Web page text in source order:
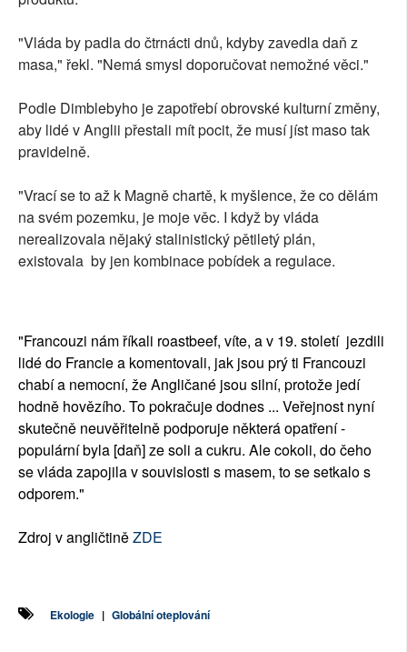
"Vláda by padla do čtrnácti dnů, kdyby zavedla daň z
masa," řekl. "Nemá smysl doporučovat nemožné věci."
Podle Dimblebyho je zapotřebí obrovské kulturní změny,
aby lidé v Anglii přestali mít pocit, že musí jíst maso tak
pravidelně.
"Vrací se to až k Magně chartě, k myšlence, že co dělám
na svém pozemku, je moje věc. I když by vláda
nerealizovala nějaký stalinistický pětiletý plán,
existovala by jen kombinace pobídek a regulace.
"Francouzi nám říkali roastbeef, víte, a v 19. století jezdili
lidé do Francie a komentovali, jak jsou prý ti Francouzi
chabí a nemocní, že Angličané jsou silní, protože jedí
hodně hovězího. To pokračuje dodnes ... Veřejnost nyní
skutečně neuvěřitelně podporuje některá opatření -
populární byla [daň] ze soli a cukru. Ale cokoli, do čeho
se vláda zapojila v souvislosti s masem, to se setkalo s
odporem."
Zdroj v angličtiněZDE
Ekologie | Globální oteplování